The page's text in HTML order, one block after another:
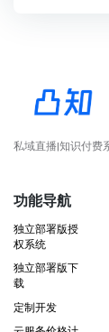
私域直播|知识付费
功能导航
独立部署版授
权系统
独立部署版下
载
定制开发